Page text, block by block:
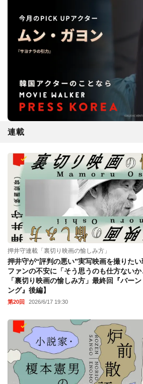
連載
押井守連載「裏切り映画の愉しみ方」
押井守が“評判の悪い”実写映画を撮りたい
ファンの不安に「そう思うのも仕方ない
「裏切り映画の愉しみ方」最終回『バー
ング』後編】
第20回 2026/6/17 19:30